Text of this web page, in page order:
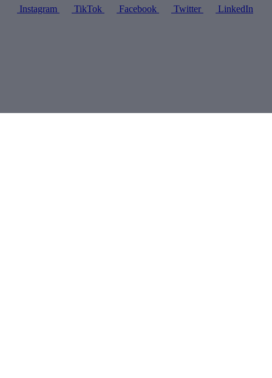
Instagram
TikTok Facebook Twitter LinkedIn